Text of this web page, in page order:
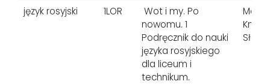
język rosyjski 1LOR
Wot i my. Po
nowomu. 1
Podręcznik do nauki
języka rosyjskiego
dla liceum i
technikum.